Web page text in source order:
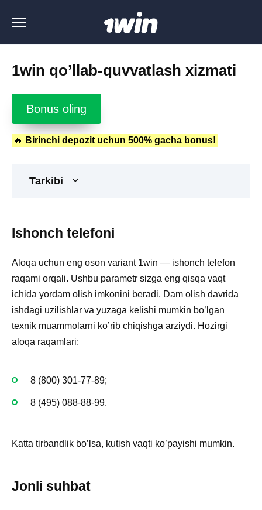
1win qo’llab-quvvatlash xizmati
Bonus oling
🔥 Birinchi depozit uchun 500% gacha bonus!
Tarkibi
Ishonch telefoni
Aloqa uchun eng oson variant 1win — ishonch telefon
raqami orqali. Ushbu parametr sizga eng qisqa vaqt
ichida yordam olish imkonini beradi. Dam olish davrida
ishdagi uzilishlar va yuzaga kelishi mumkin bo’lgan
texnik muammolarni ko’rib chiqishga arziydi. Hozirgi
aloqa raqamlari:
8 (800) 301-77-89;
8 (495) 088-88-99.
Katta tirbandlik bo’lsa, kutish vaqti ko’payishi mumkin.
Jonli suhbat